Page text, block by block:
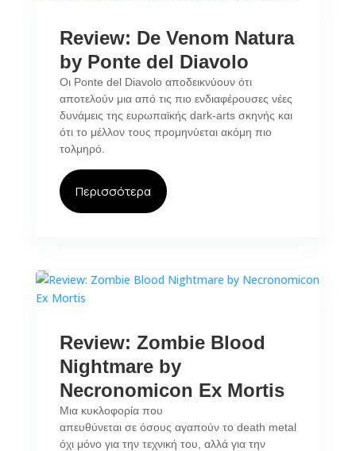
Review: De Venom Natura
by Ponte del Diavolo
Οι Ponte del Diavolo αποδεικνύουν ότι
αποτελούν μια από τις πιο ενδιαφέρουσες νέες
δυνάμεις της ευρωπαϊκής dark‑arts σκηνής και
ότι το μέλλον τους προμηνύεται ακόμη πιο
τολμηρό.
Περισσότερα
Review: Zombie Blood
Nightmare by
Necronomicon Ex Mortis
Μια κυκλοφορία που
απευθύνεται σε όσους αγαπούν το death metal
όχι μόνο για την τεχνική του, αλλά για την